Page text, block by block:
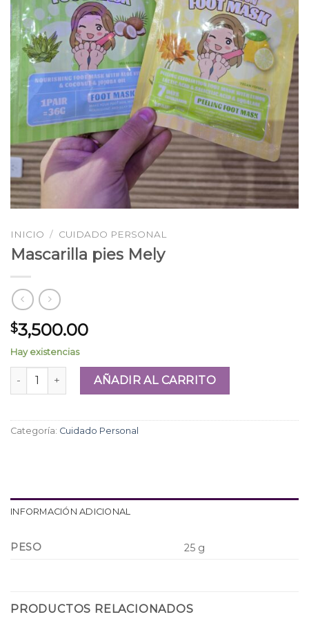
INICIO / CUIDADO PERSONAL
Mascarilla pies Mely
$3,500.00
Hay existencias
Mascarilla pies Mely cantidadAÑADIR AL CARRITO
Categoría: Cuidado Personal
INFORMACIÓN ADICIONAL
PESO 25 g
PRODUCTOS RELACIONADOS